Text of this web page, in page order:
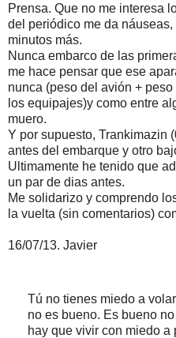
Prensa. Que no me interesa
del periódico me da
minutos más.
Nunca embarco de las
me hace pensar que ese
nunca (peso del avión +
los equipajes)y como entre
muero.
Y por supuesto, Trankimazin
antes del embarque y otro
Ultimamente he tenido que
un par de dias antes.
Me solidarizo y comprendo
la vuelta (sin comentarios)
16/07/13. Javier
Tú no tienes miedo a
no es bueno. Es bueno
hay que vivir con miedo a